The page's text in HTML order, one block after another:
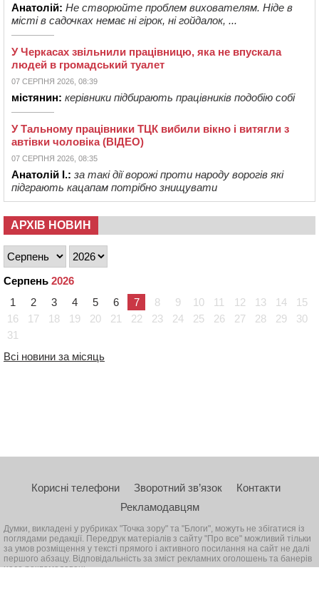
Анатолій: Не створюйте проблем вихователям. Ніде в
місті в садочках немає ні гірок, ні гойдалок, ...
У Черкасах звільнили працівницю, яка не впускала
людей в громадський туалет
07 СЕРПНЯ 2026, 08:39
містянин: керівники підбирають працівників подобію собі
У Тальному працівники ТЦК вибили вікно і витягли з
автівки чоловіка (ВІДЕО)
07 СЕРПНЯ 2026, 08:35
Анатолій І.: за такі дії ворожі проти народу ворогів які
підграють кацапам потрібно знищувати
АРХІВ НОВИН
Серпень 2026
1
2 3 4 5 6 7 8 9 10 11 12 13 14
15
16
17 18 19 20 21 22 23 24 25 26 27 28 29
30
31
Всі новини за місяць
Корисні телефони Зворотний зв’язок
Контакти
Рекламодавцям
Думки, викладені у рубриках "Точка зору" та "Блоги", можуть не збігатися із
поглядами редакції. Передрук матеріалів з сайту "Про все" можливий тільки
за умов розміщення у тексті прямого і активного посилання на сайт не далі
першого абзацу. Відповідальність за зміст рекламних оголошень та банерів
несе рекламодавець